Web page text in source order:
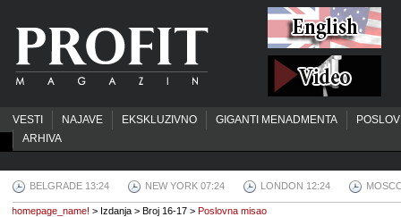
VESTI NAJAVE EKSKLUZIVNO GIGANTI MENADMENTA
ARHIVA
BELGRADE 13:24 NEW YORK 07:24 LONDON 12:24
homepage_name! > Izdanja > Broj 16-17 > Poslovna misao